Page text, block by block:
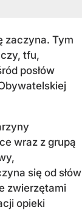
zaczyna. Tym
tfu,
posłów
wraz z grupą
się od słów
zwierzętami
opieki